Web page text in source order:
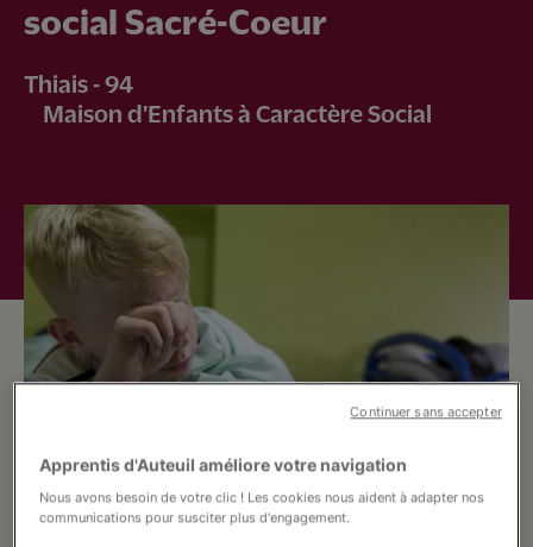
Nous connaître
Nos actions
Nous rejoindre
Nous soutenir
Vous accompagner
social Sacré-Coeur
Thiais - 94
Maison d'Enfants à Caractère Social
Apprentis d'Auteuil améliore votre navigation
Nous avons besoin de votre clic ! Les cookies nous aident à adapter nos
communications pour susciter plus d'engagement.
Continuer sans accepter